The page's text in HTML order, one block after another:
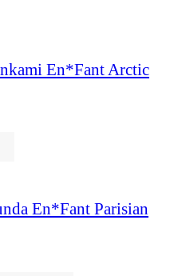
En*Fant Arctic
En*Fant Parisian